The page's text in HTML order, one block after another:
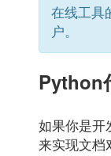
在线工具
户。
Python
如果你是开
来实现文档